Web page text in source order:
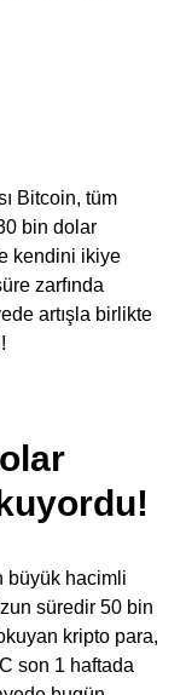
Bitcoin, tüm
bin dolar
kendini ikiye
zarfında
artışla birlikte
büyük hacimli
süredir 50 bin
kripto para,
son 1 haftada